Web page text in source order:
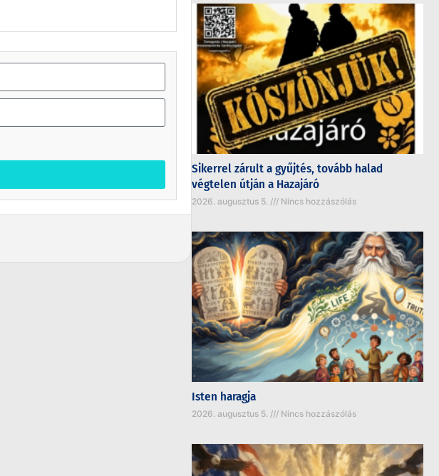
Sikerrel zárult a gyűjtés, tovább halad
végtelen útján a Hazajáró
2026. augusztus 5. Nincs hozzászólás
Isten haragja
2026. augusztus 5. Nincs hozzászólás